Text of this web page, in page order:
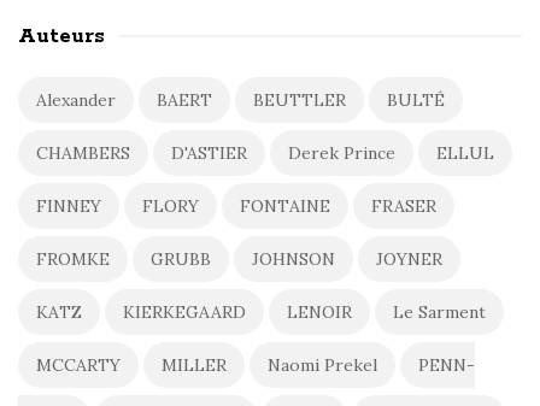
Auteurs
Alexander BAERT BEUTTLER BULTÉ
CHAMBERS D'ASTIER Derek Prince ELLUL
FINNEY FLORY FONTAINE FRASER
FROMKE GRUBB JOHNSON JOYNER
KATZ KIERKEGAARD LENOIR Le Sarment
MCCARTY MILLER Naomi Prekel PENN-